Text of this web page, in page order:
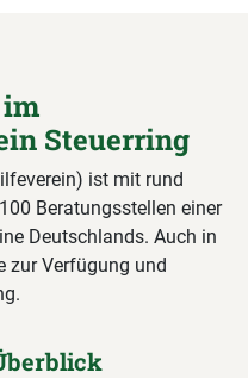
Steuerring
ist mit rund
Beratungsstellen einer
Deutschlands. Auch in
zur Verfügung und